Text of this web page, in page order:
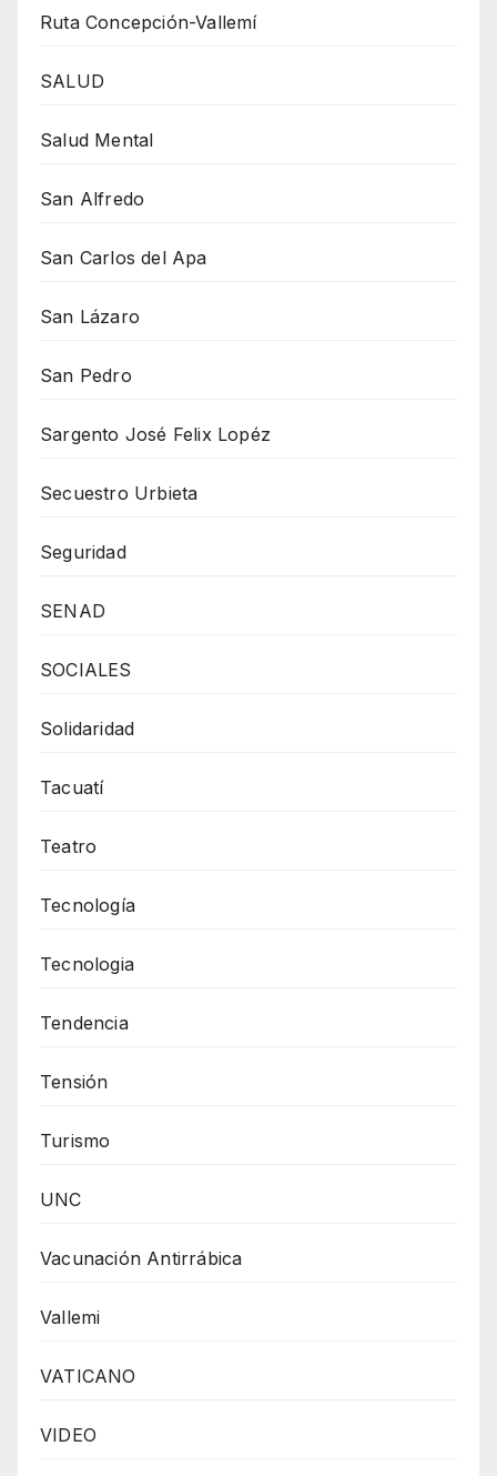
Ruta Concepción-Vallemí
SALUD
Salud Mental
San Alfredo
San Carlos del Apa
San Lázaro
San Pedro
Sargento José Felix Lopéz
Secuestro Urbieta
Seguridad
SENAD
SOCIALES
Solidaridad
Tacuatí
Teatro
Tecnología
Tecnologia
Tendencia
Tensión
Turismo
UNC
Vacunación Antirrábica
Vallemi
VATICANO
VIDEO